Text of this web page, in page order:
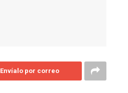
Envíalo por correo